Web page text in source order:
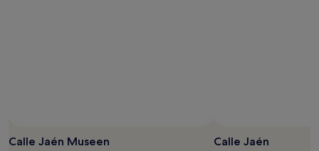
Foto
Calle Jaén Museen Calle Jaén